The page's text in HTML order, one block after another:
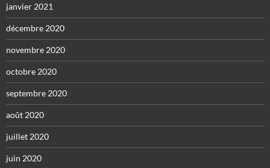
janvier 2021
décembre 2020
novembre 2020
octobre 2020
septembre 2020
août 2020
juillet 2020
juin 2020